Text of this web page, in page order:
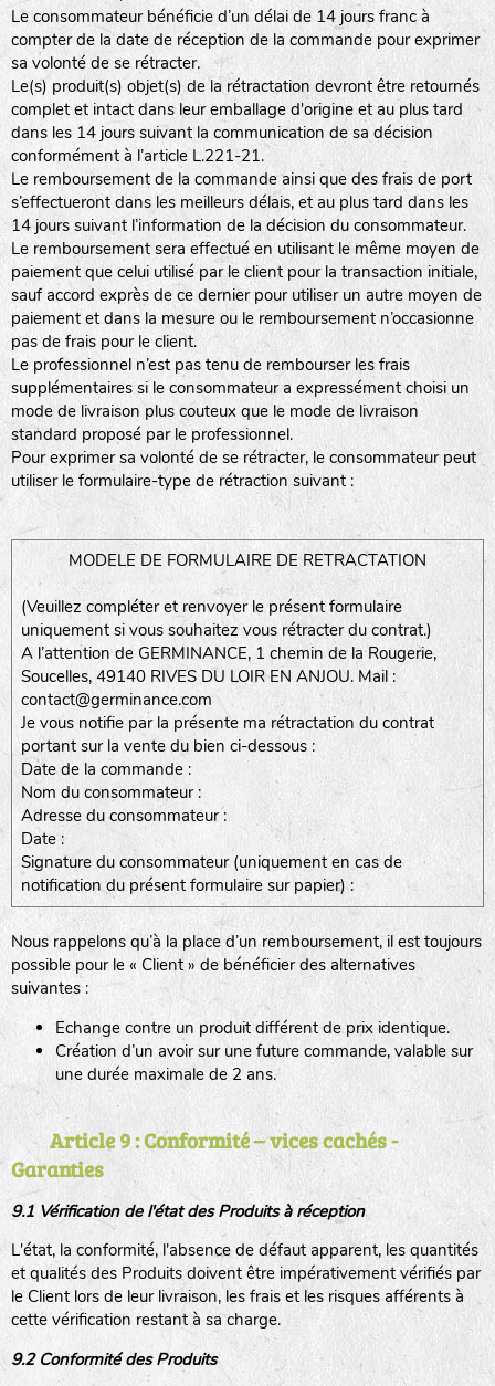
Le consommateur bénéficie d’un délai de 14 jours franc à
compter de la date de réception de la commande pour exprimer
sa volonté de se rétracter.
Le(s) produit(s) objet(s) de la rétractation devront être retournés
complet et intact dans leur emballage d'origine et au plus tard
dans les 14 jours suivant la communication de sa décision
conformément à l’article L.221-21.
Le remboursement de la commande ainsi que des frais de port
s’effectueront dans les meilleurs délais, et au plus tard dans les
14 jours suivant l’information de la décision du consommateur.
Le remboursement sera effectué en utilisant le même moyen de
paiement que celui utilisé par le client pour la transaction initiale,
sauf accord exprès de ce dernier pour utiliser un autre moyen de
paiement et dans la mesure ou le remboursement n’occasionne
pas de frais pour le client.
Le professionnel n’est pas tenu de rembourser les frais
supplémentaires si le consommateur a expressément choisi un
mode de livraison plus couteux que le mode de livraison
standard proposé par le professionnel.
Pour exprimer sa volonté de se rétracter, le consommateur peut
utiliser le formulaire-type de rétraction suivant :
MODELE DE FORMULAIRE DE RETRACTATION
(Veuillez compléter et renvoyer le présent formulaire
uniquement si vous souhaitez vous rétracter du contrat.)
A l’attention de GERMINANCE, 1 chemin de la Rougerie,
Soucelles, 49140 RIVES DU LOIR EN ANJOU. Mail :
contact@germinance.com
Je vous notifie par la présente ma rétractation du contrat
portant sur la vente du bien ci-dessous :
Date de la commande :
Nom du consommateur :
Adresse du consommateur :
Date :
Signature du consommateur (uniquement en cas de
notification du présent formulaire sur papier) :
Nous rappelons qu’à la place d’un remboursement, il est toujours
possible pour le « Client » de bénéficier des alternatives
suivantes :
Echange contre un produit différent de prix identique.
Création d’un avoir sur une future commande, valable sur
une durée maximale de 2 ans.
Article 9 : Conformité – vices cachés -
Garanties
9.1 Vérification de l'état des Produits à réception
L'état, la conformité, l'absence de défaut apparent, les quantités
et qualités des Produits doivent être impérativement vérifiés par
le Client lors de leur livraison, les frais et les risques afférents à
cette vérification restant à sa charge.
9.2 Conformité des Produits